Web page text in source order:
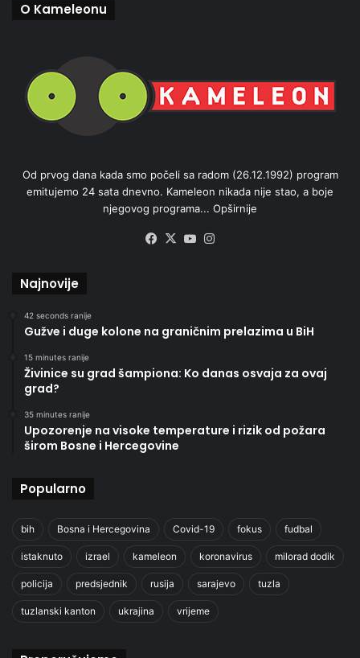
O Kameleonu
Od prvog dana kada smo počeli sa radom (26.12.1992) program
emitujemo 24 sata dnevno. Kameleon nikada nije stao, a boje
njegovog programa... Opširnije
Facebook
X YouTube
Najnovije
42 seconds ranije
Gužve i duge kolone na graničnim prelazima u BiH
15 minutes ranije
Živinice su grad šampiona: Ko danas osvaja za ovaj
grad?
35 minutes ranije
Upozorenje na visoke temperature i rizik od požara
širom Bosne i Hercegovine
Popularno
bih Bosna i Hercegovina Covid-19 fokus fudbal
istaknuto izrael kameleon koronavirus milorad dodik
policija predsjednik rusija sarajevo tuzla
tuzlanski kanton ukrajina vrijeme